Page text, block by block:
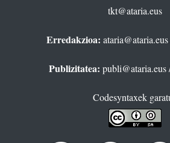
tkt@ataria.eus
Erredakzioa: ataria@ataria.eus
Publizitatea: publi@ataria.eus
Codesyntaxek